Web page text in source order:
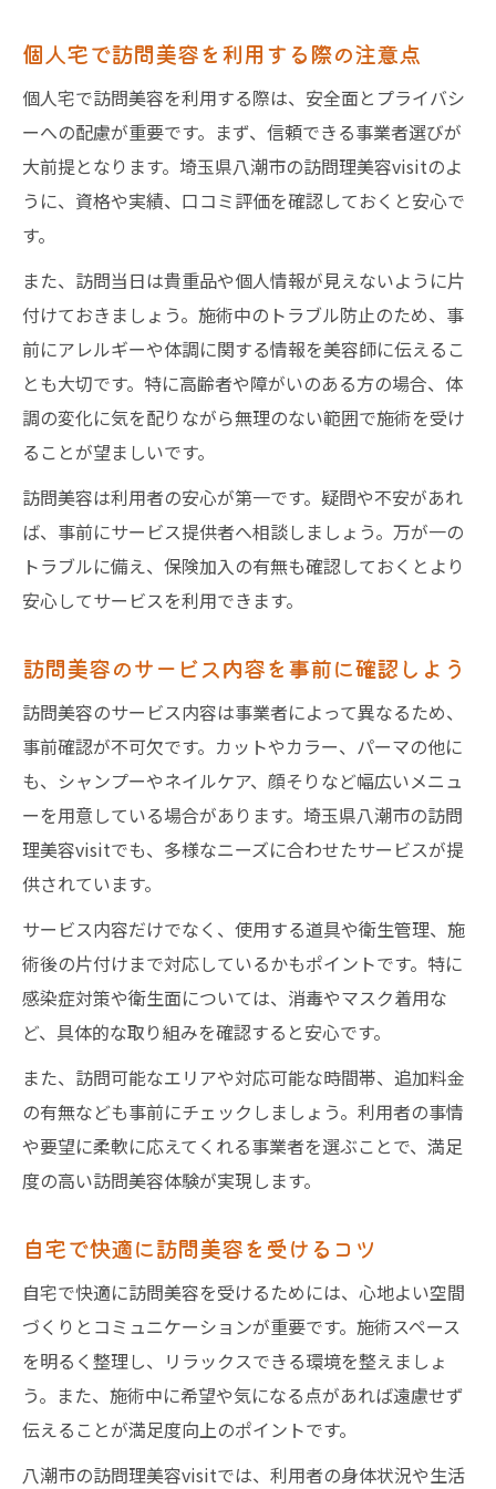
個人宅で訪問美容を利用する際の注意点
個人宅で訪問美容を利用する際は、安全面とプライバシ
ーへの配慮が重要です。まず、信頼できる事業者選びが
大前提となります。埼玉県八潮市の訪問理美容visitのよ
うに、資格や実績、口コミ評価を確認しておくと安心で
す。
また、訪問当日は貴重品や個人情報が見えないように片
付けておきましょう。施術中のトラブル防止のため、事
前にアレルギーや体調に関する情報を美容師に伝えるこ
とも大切です。特に高齢者や障がいのある方の場合、体
調の変化に気を配りながら無理のない範囲で施術を受け
ることが望ましいです。
訪問美容は利用者の安心が第一です。疑問や不安があれ
ば、事前にサービス提供者へ相談しましょう。万が一の
トラブルに備え、保険加入の有無も確認しておくとより
安心してサービスを利用できます。
訪問美容のサービス内容を事前に確認しよう
訪問美容のサービス内容は事業者によって異なるため、
事前確認が不可欠です。カットやカラー、パーマの他に
も、シャンプーやネイルケア、顔そりなど幅広いメニュ
ーを用意している場合があります。埼玉県八潮市の訪問
理美容visitでも、多様なニーズに合わせたサービスが提
供されています。
サービス内容だけでなく、使用する道具や衛生管理、施
術後の片付けまで対応しているかもポイントです。特に
感染症対策や衛生面については、消毒やマスク着用な
ど、具体的な取り組みを確認すると安心です。
また、訪問可能なエリアや対応可能な時間帯、追加料金
の有無なども事前にチェックしましょう。利用者の事情
や要望に柔軟に応えてくれる事業者を選ぶことで、満足
度の高い訪問美容体験が実現します。
自宅で快適に訪問美容を受けるコツ
自宅で快適に訪問美容を受けるためには、心地よい空間
づくりとコミュニケーションが重要です。施術スペース
を明るく整理し、リラックスできる環境を整えましょ
う。また、施術中に希望や気になる点があれば遠慮せず
伝えることが満足度向上のポイントです。
八潮市の訪問理美容visitでは、利用者の身体状況や生活